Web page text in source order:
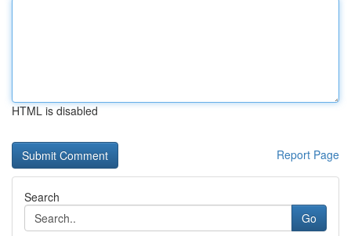
HTML is disabled
Report Page
Search
Go